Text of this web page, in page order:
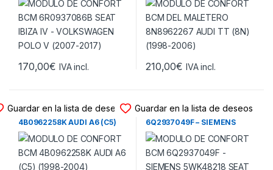
(2007-2017)
170,00€ IVA incl. 210,00€ IVA incl.
Guardar en la lista de deseos
MODULO DE CONFORT BCM
4B0962258K AUDI A6 (C5)
(1998-2004)
Guardar en la lista de deseos
MODULO DE CONFORT BCM
6Q2937049F – SIEMENS
5WK48218 SEAT IBIZA III –
SKODA FABIA –
VOLKSWAGEN POLO IV –
VOLKSWAGEN CADDY III
(2004-2011)